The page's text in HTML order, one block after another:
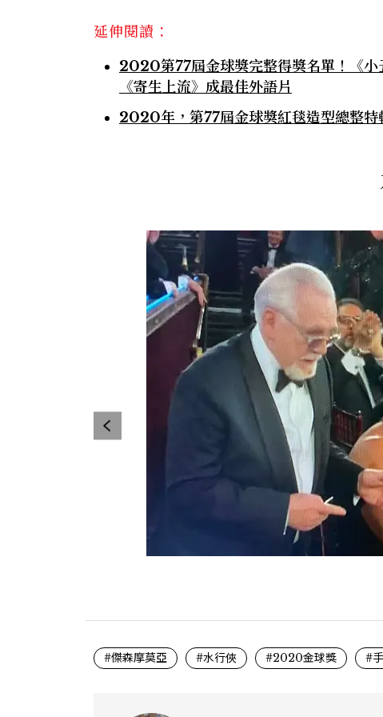
延伸閱讀：
2020第77屆金球獎完整得獎名單！《小
《寄生上流》成最佳外語片
2020年，第77屆金球獎紅毯造型總整特
#傑森摩莫亞 #水行俠 #2020金球獎 #